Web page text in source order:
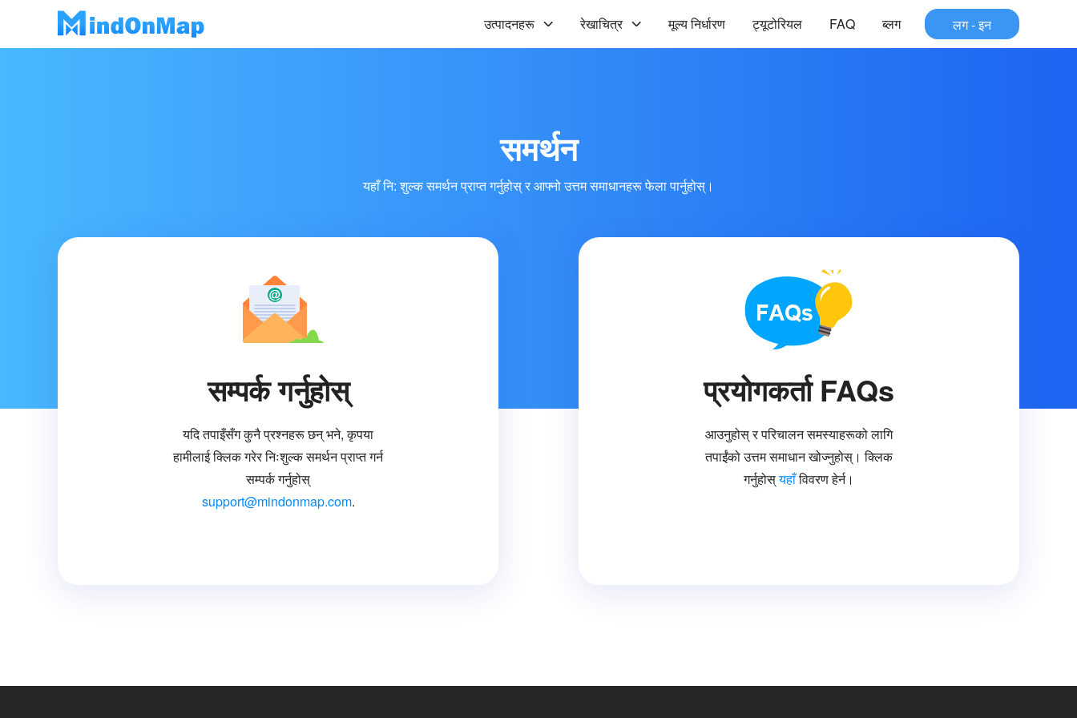
उत्पादनहरू रेखाचित्र मूल्य निर्धारण ट्यूटोरियल FAQ ब्लग लग - इन
समर्थन
यहाँ नि: शुल्क समर्थन प्राप्त गर्नुहोस् र आफ्नो उत्तम समाधानहरू फेला पार्नुहोस्।
सम्पर्क गर्नुहोस्
यदि तपाइँसँग कुनै प्रश्नहरू छन् भने, कृपया
हामीलाई क्लिक गरेर निःशुल्क समर्थन प्राप्त गर्न
सम्पर्क गर्नुहोस्
support@mindonmap.com.
प्रयोगकर्ता FAQs
आउनुहोस् र परिचालन समस्याहरूको लागि
तपाईंको उत्तम समाधान खोज्नुहोस्। क्लिक
गर्नुहोस्यहाँविवरण हेर्न।